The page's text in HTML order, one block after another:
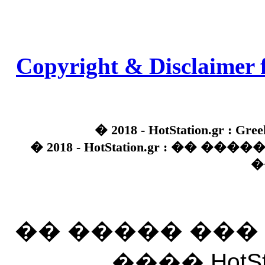
Copyright & Disclaimer
� 2018 - HotStation.gr :
� 2018 - HotStation.gr : ��
�� �����